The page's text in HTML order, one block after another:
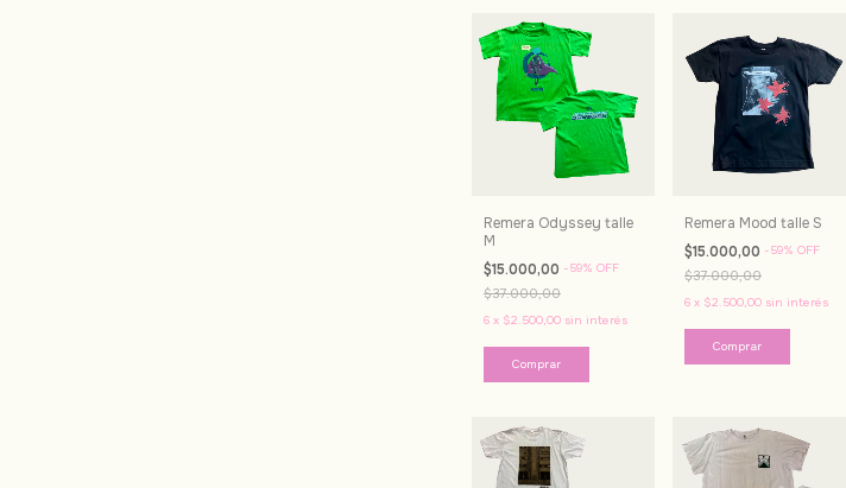
Remera Odyssey talle
M
$15.000,00 -59% OFF
$37.000,00
6 x $2.500,00 sin interés
Remera Mood talle S
$15.000,00 -59% OFF
$37.000,00
6 x $2.500,00 sin interés